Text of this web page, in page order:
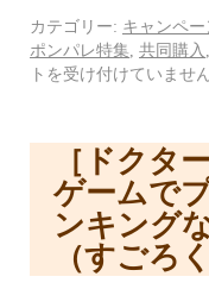
カテゴリー: キャンペー
ポンパレ特集 共同購入
トを受け付けていませ
［ドクタ
ゲームで
ンキング
（すごろ